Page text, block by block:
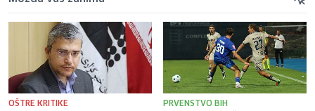
OŠTRE KRITIKE PRVENSTVO BIH